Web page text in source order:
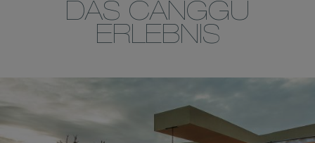
DAS CANGGU
ERLEBNIS